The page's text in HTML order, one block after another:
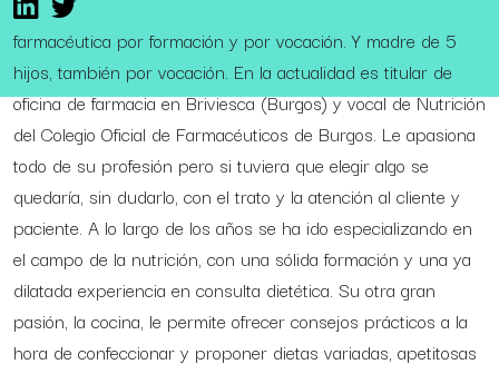
farmacéutica por formación y por vocación. Y madre de 5
hijos, también por vocación. En la actualidad es titular de
oficina de farmacia en Briviesca (Burgos) y vocal de Nutrición
del Colegio Oficial de Farmacéuticos de Burgos. Le apasiona
todo de su profesión pero si tuviera que elegir algo se
quedaría, sin dudarlo, con el trato y la atención al cliente y
paciente. A lo largo de los años se ha ido especializando en
el campo de la nutrición, con una sólida formación y una ya
dilatada experiencia en consulta dietética. Su otra gran
pasión, la cocina, le permite ofrecer consejos prácticos a la
hora de confeccionar y proponer dietas variadas, apetitosas